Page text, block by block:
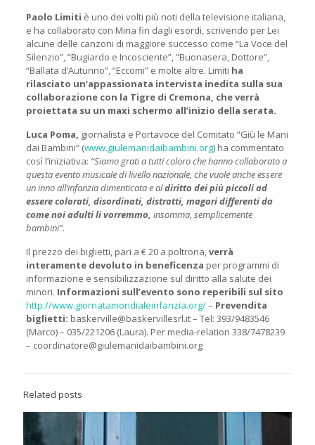
Paolo Limiti è uno dei volti più noti della televisione italiana,
e ha collaborato con Mina fin dagli esordi, scrivendo per Lei
alcune delle canzoni di maggiore successo come “La Voce del
Silenzio”, “Bugiardo e Incosciente”, “Buonasera, Dottore”,
“Ballata d’Autunno”, “Eccomi” e molte altre. Limiti ha
rilasciato un’appassionata intervista inedita sulla sua
collaborazione con la Tigre di Cremona, che verrà
proiettata su un maxi schermo all’inizio della serata.
Luca Poma, giornalista e Portavoce del Comitato “Giù le Mani
dai Bambini” (www.giulemanidaibambini.org) ha commentato
così l’iniziativa: “Siamo grati a tutti coloro che hanno collaborato a
questa evento musicale di livello nazionale, che vuole anche essere
un inno all’infanzia dimenticata e aldiritto dei più piccoli ad
essere colorati, disordinati, distratti, magari differenti da
come noi adulti li vorremmo, insomma, semplicemente
bambini”.
Il prezzo dei biglietti, pari a € 20 a poltrona,verrà
interamente devoluto in beneficenza per programmi di
informazione e sensibilizzazione sul diritto alla salute dei
minori. Informazioni sull’evento sono reperibili sul sito
http://www.giornatamondialeinfanzia.org/– Prevendita
biglietti: baskerville@baskervillesrl.it – Tel: 393/9483546
(Marco) – 035/221206 (Laura). Per media-relation 338/7478239
– coordinatore@giulemanidaibambini.org
Related posts